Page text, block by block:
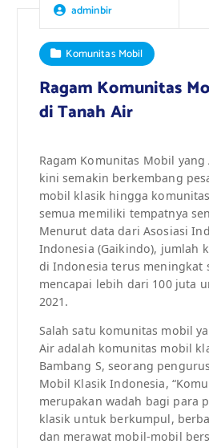
adminbir
Komunitas Mobil
Ragam Komunitas
di Tanah Air
Ragam Komunitas Mobil
kini semakin berkembang
mobil klasik hingga
semua memiliki tempatnya
Menurut data dari Asosiasi
Indonesia (Gaikindo), jumlah
di Indonesia terus meningkat
mencapai lebih dari 100 juta
2021.
Salah satu komunitas mobil
Air adalah komunitas mobil
Bambang S, seorang
Mobil Klasik Indonesia,
merupakan wadah bagi para
klasik untuk berkumpul,
dan merawat mobil-mobil